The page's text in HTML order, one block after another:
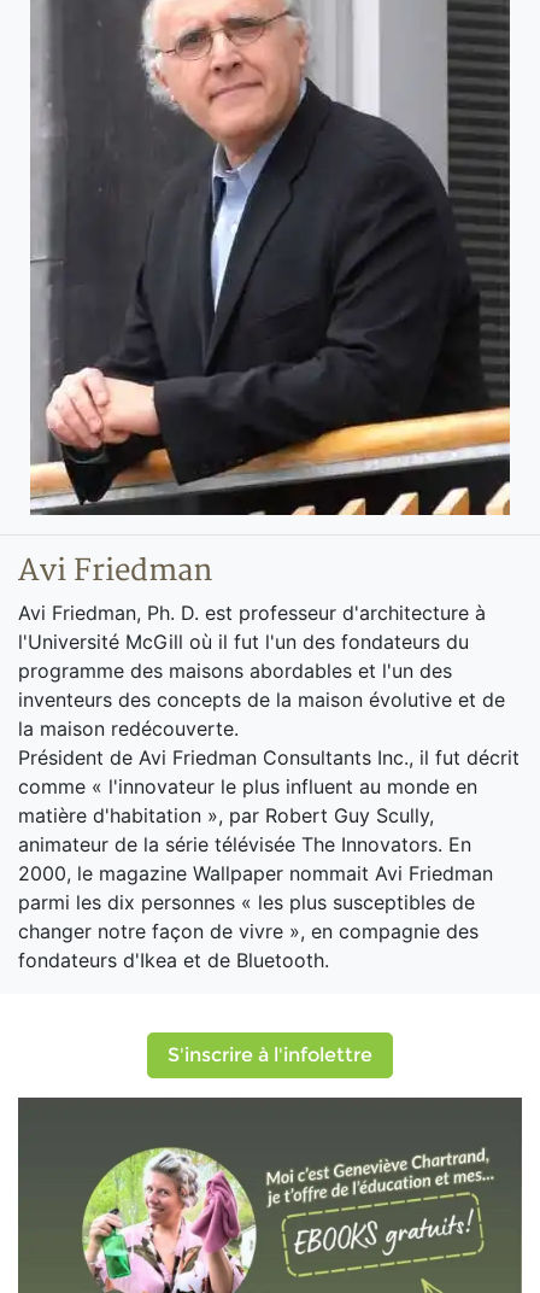
Avi Friedman
Avi Friedman, Ph. D. est professeur d'architecture à
l'Université McGill où il fut l'un des fondateurs du
programme des maisons abordables et l'un des
inventeurs des concepts de la maison évolutive et de
la maison redécouverte.
Président de Avi Friedman Consultants Inc., il fut décrit
comme « l'innovateur le plus influent au monde en
matière d'habitation », par Robert Guy Scully,
animateur de la série télévisée The Innovators. En
2000, le magazine Wallpaper nommait Avi Friedman
parmi les dix personnes « les plus susceptibles de
changer notre façon de vivre », en compagnie des
fondateurs d'Ikea et de Bluetooth.
S'inscrire à l'infolettre